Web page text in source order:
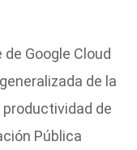
Google Cloud
de la
de
Pública